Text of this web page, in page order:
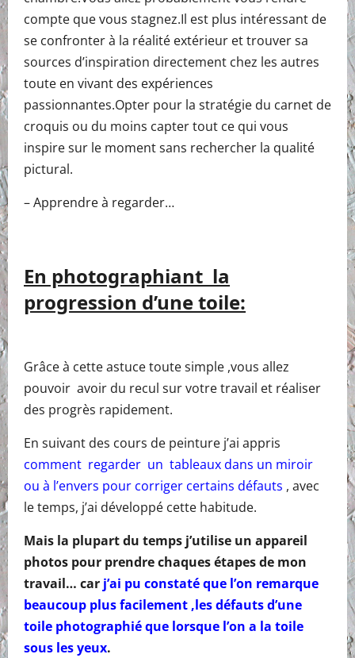
compte que vous stagnez.Il est plus intéressant de
se confronter à la réalité extérieur et trouver sa
sources d’inspiration directement chez les autres
toute en vivant des expériences
passionnantes.Opter pour la stratégie du carnet de
croquis ou du moins capter tout ce qui vous
inspire sur le moment sans rechercher la qualité
pictural.
– Apprendre à regarder…
En photographiant la
progression d’une toile:
Grâce à cette astuce toute simple ,vous allez
pouvoir avoir du recul sur votre travail et réaliser
des progrès rapidement.
En suivant des cours de peinture j’ai appris
comment regarder un tableaux dans un miroir
ou à l’envers pour corriger certains défauts , avec
le temps, j’ai développé cette habitude.
Mais la plupart du temps j’utilise un appareil
photos pour prendre chaques étapes de mon
travail… car j’ai pu constaté que l’on remarque
beaucoup plus facilement ,les défauts d’une
toile photographié que lorsque l’on a la toile
sous les yeux.